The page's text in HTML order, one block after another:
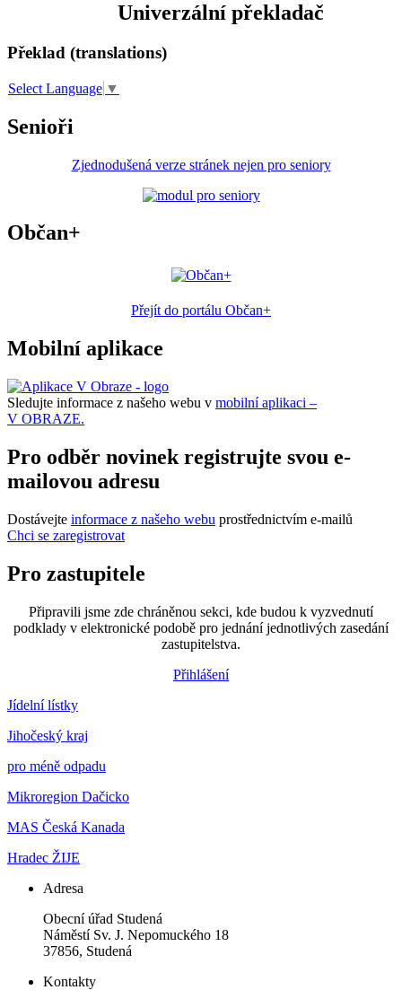
Univerzální překladač
Překlad (translations)
Select Language ▼
Senioři
Zjednodušená verze stránek nejen pro seniory
Občan+
Přejít do portálu Občan+
Mobilní aplikace
Sledujte informace z našeho webu v mobilní aplikaci –
V OBRAZE.
Pro odběr novinek registrujte svou e-
mailovou adresu
Dostávejte informace z našeho webu prostřednictvím e-mailů
Chci se zaregistrovat
Pro zastupitele
Připravili jsme zde chráněnou sekci, kde budou k vyzvednutí
podklady v elektronické podobě pro jednání jednotlivých zasedání
zastupitelstva.
Přihlášení
Jídelní lístky
Jihočeský kraj
pro méně odpadu
Mikroregion Dačicko
MAS Česká Kanada
Hradec ŽIJE
Adresa
Obecní úřad Studená
Náměstí Sv. J. Nepomuckého 18
37856, Studená
Kontakty